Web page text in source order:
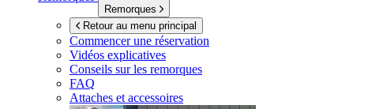
Remorques
Retour au menu principal
Commencer une réservation
Vidéos explicatives
Conseils sur les remorques
FAQ
Attaches et accessoires